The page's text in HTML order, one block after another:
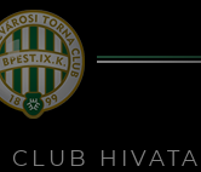
CLUB